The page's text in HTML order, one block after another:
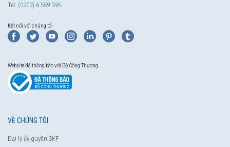
Tel: (0203) 6 559 395
Kết nối với chúng tôi
Website đã thông báo với Bộ Công Thương
VỀ CHÚNG TÔI
Đại lý ủy quyền SKF